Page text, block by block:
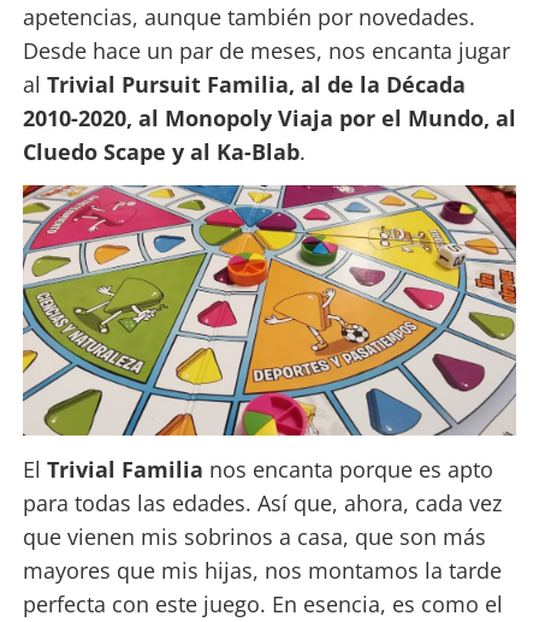
apetencias, aunque también por novedades.
Desde hace un par de meses, nos encanta jugar
al Trivial Pursuit Familia, al de la Década
2010-2020, al Monopoly Viaja por el Mundo, al
Cluedo Scape y al Ka-Blab.
El Trivial Familia nos encanta porque es apto
para todas las edades. Así que, ahora, cada vez
que vienen mis sobrinos a casa, que son más
mayores que mis hijas, nos montamos la tarde
perfecta con este juego. En esencia, es como el